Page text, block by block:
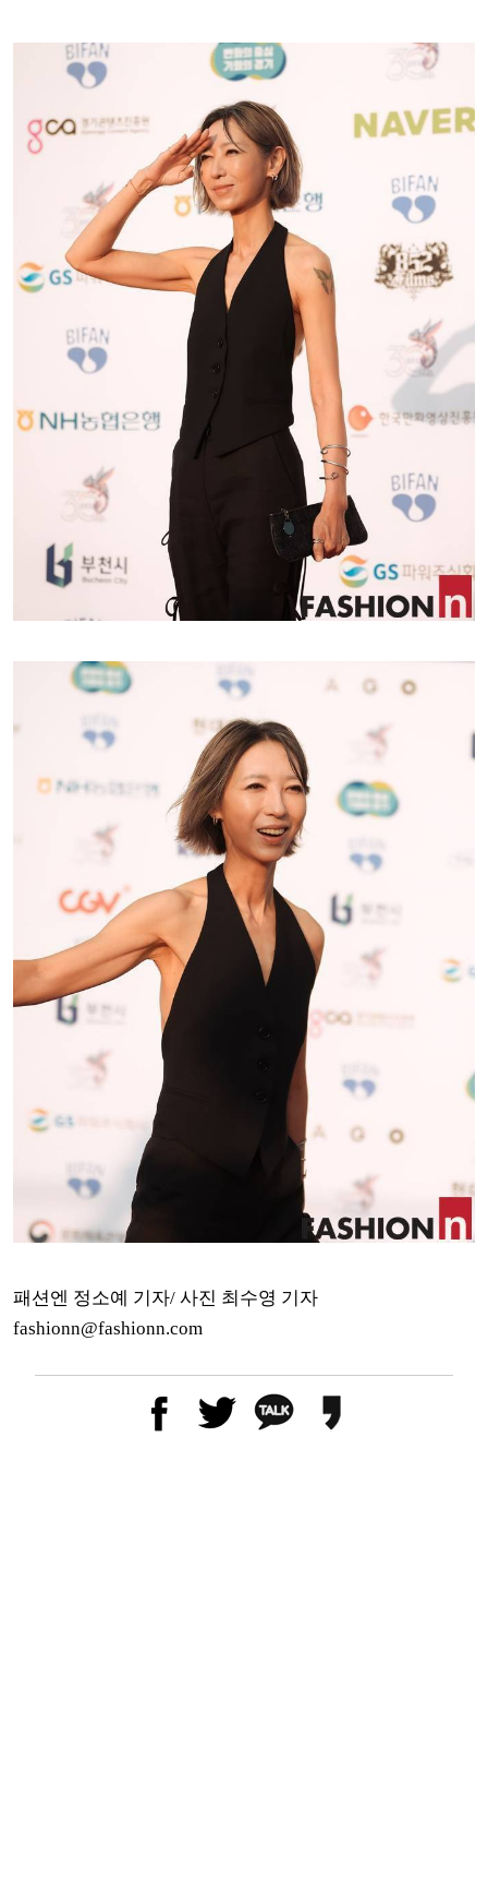
패션엔 정소예 기자/ 사진 최수영 기자
fashionn@fashionn.com